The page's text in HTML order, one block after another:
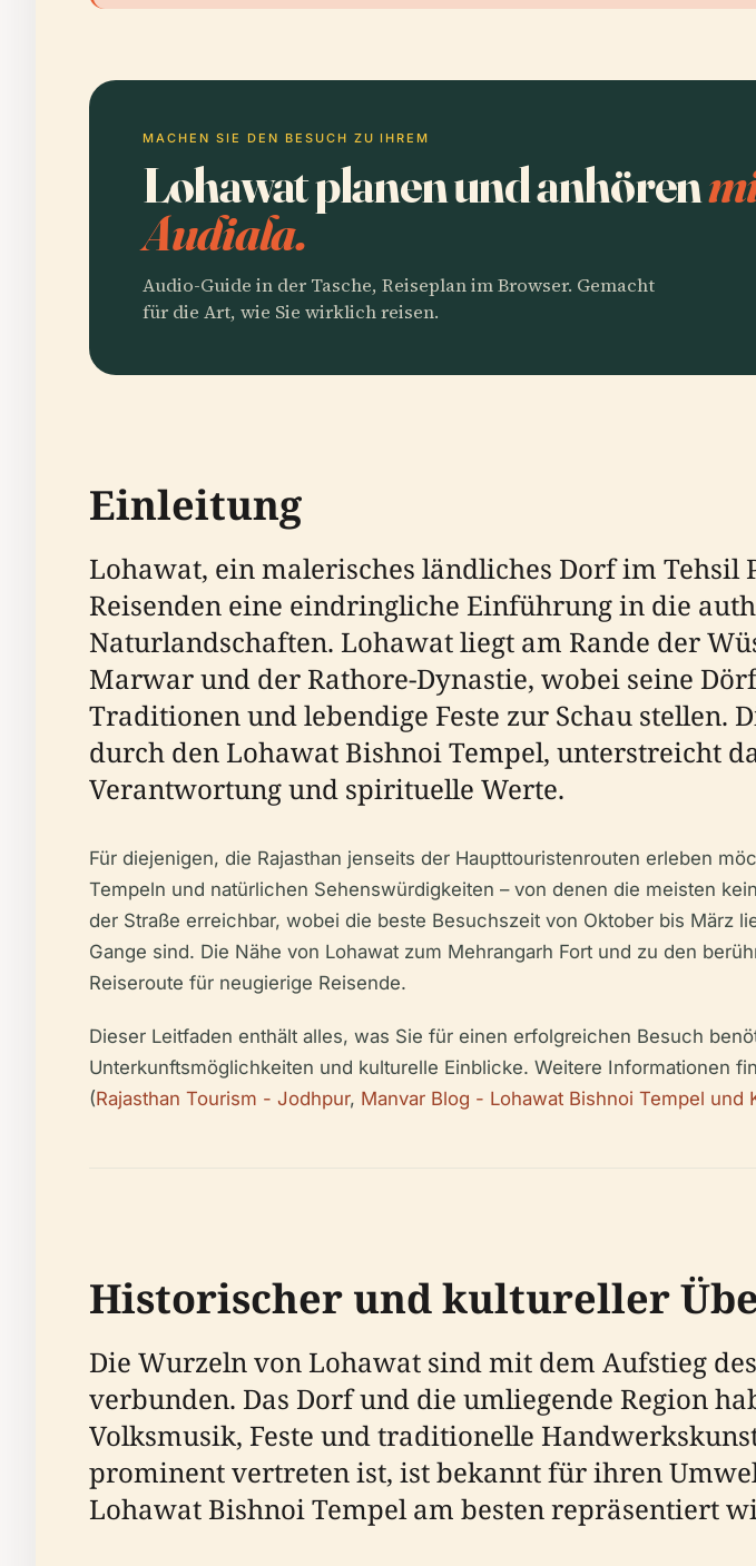
MACHEN SIE DEN BESUCH ZU IHREM
Lohawat planen und anhören
Audiala.
Audio-Guide in der Tasche, Reiseplan im Browser. Gemacht
für die Art, wie Sie wirklich reisen.
Einleitung
Lohawat, ein malerisches ländliches Dorf im
Reisenden eine eindringliche Einführung in die
Naturlandschaften. Lohawat liegt am Rande der
Marwar und der Rathore-Dynastie, wobei seine
Traditionen und lebendige Feste zur Schau stellen.
durch den Lohawat Bishnoi Tempel, unterstreicht
Verantwortung und spirituelle Werte.
Für diejenigen, die Rajasthan jenseits der Haupttouristenrouten erleben
Tempeln und natürlichen Sehenswürdigkeiten – von denen die meisten
der Straße erreichbar, wobei die beste Besuchszeit von Oktober bis März
Gange sind. Die Nähe von Lohawat zum Mehrangarh Fort und zu den
Reiseroute für neugierige Reisende.
Dieser Leitfaden enthält alles, was Sie für einen erfolgreichen Besuch
Unterkunftsmöglichkeiten und kulturelle Einblicke. Weitere Informationen
(Rajasthan Tourism - Jodhpur, Manvar Blog - Lohawat Bishnoi Tempel und
Historischer und kultureller
Die Wurzeln von Lohawat sind mit dem Aufstieg
verbunden. Das Dorf und die umliegende Region
Volksmusik, Feste und traditionelle
prominent vertreten ist, ist bekannt für ihren
Lohawat Bishnoi Tempel am besten repräsentiert